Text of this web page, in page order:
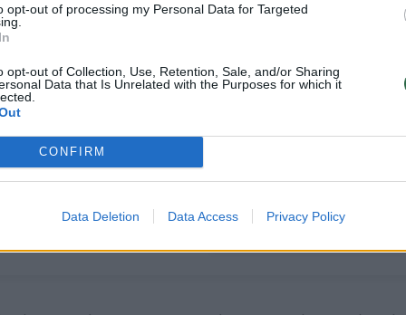
opt-out of processing my Personal Data for Targeted
opt-out of Collection, Use, Retention, Sale, and/or Sharing
Data that Is Unrelated with the Purposes for which it
CONFIRM
Data Deletion Data Access Privacy Policy
vertinamų Lietuvos
restoranų TOP 20:
lankytojai išrinko
savo favoritus(1)
panevėžiečiai varžėsi
neįprastame
konstravo tvirčiausią
rezultatas pranoko
lūkesčius